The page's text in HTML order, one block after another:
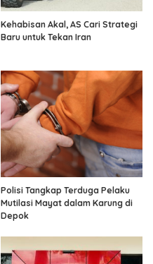
Kehabisan Akal, AS Cari Strategi
Baru untuk Tekan Iran
Polisi Tangkap Terduga Pelaku
Mutilasi Mayat dalam Karung di
Depok